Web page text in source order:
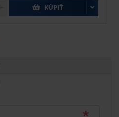
KÚPIŤ